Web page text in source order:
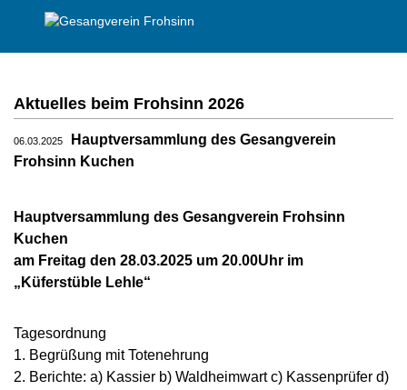
Aktuelles beim Frohsinn 2026
06.03.2025
Hauptversammlung des Gesangverein
Frohsinn Kuchen
Hauptversammlung des Gesangverein Frohsinn
Kuchen
am Freitag den 28.03.2025 um 20.00Uhr im
„Küferstüble Lehle“
Tagesordnung
1. Begrüßung mit Totenehrung
2. Berichte: a) Kassier b) Waldheimwart c) Kassenprüfer d)